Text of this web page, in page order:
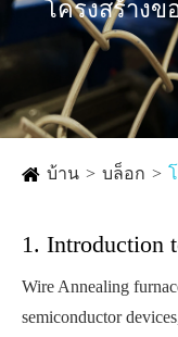
โครงสร้างข
บ้าน บล็อก
1. Introduction
Wire Annealing
semiconductor